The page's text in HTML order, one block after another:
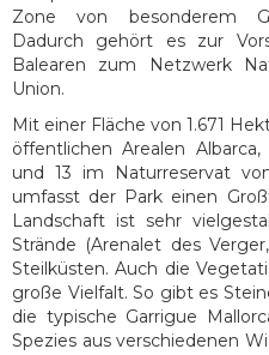
Zone von besonderem
Dadurch gehört es zur
Balearen zum Netzwerk
Union.
Mit einer Fläche von 1.671
öffentlichen Arealen
und 13 im Naturreservat
umfasst der Park einen
Landschaft ist sehr
Strände (Arenalet des
Steilküsten. Auch die
große Vielfalt. So gibt es
die typische Garrigue
Spezies aus verschiedenen